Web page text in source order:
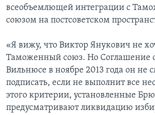
всеобъемлющей интеграции с
союзом на постсоветском
«Я вижу, что Виктор Янукович не
Таможенный союз. Но Соглашение
Вильнюсе в ноябре 2013 года он не
подписать, если не выполнит все
этого критерии, установленные
предусматривают ликвидацию